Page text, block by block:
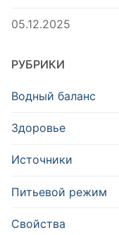
05.12.2025
РУБРИКИ
Водный баланс
Здоровье
Источники
Питьевой режим
Свойства